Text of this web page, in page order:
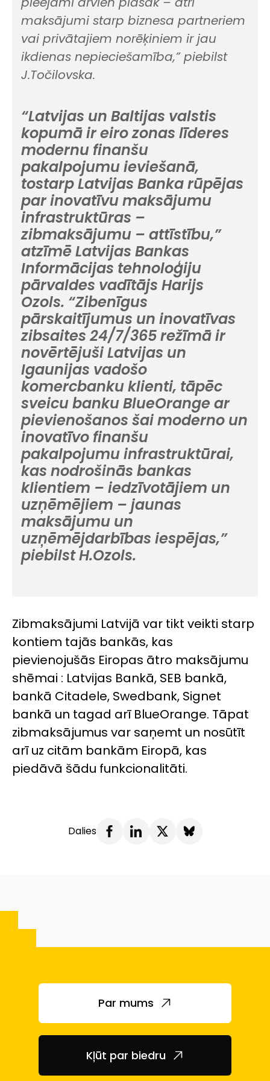
maksājumi starp biznesa partneriem
vai privātajiem norēķiniem ir jau
ikdienas nepieciešamība,” piebilst
J.Točilovska.
“Latvijas un Baltijas valstis
kopumā ir eiro zonas līderes
modernu finanšu
pakalpojumu ieviešanā,
tostarp Latvijas Banka rūpējas
par inovatīvu maksājumu
infrastruktūras –
zibmaksājumu – attīstību,”
atzīmē Latvijas Bankas
Informācijas tehnoloģiju
pārvaldes vadītājs Harijs
Ozols. “Zibenīgus
pārskaitījumus un inovatīvas
zibsaites 24/7/365 režīmā ir
novērtējuši Latvijas un
Igaunijas vadošo
komercbanku klienti, tāpēc
sveicu banku BlueOrange ar
pievienošanos šai moderno un
inovatīvo finanšu
pakalpojumu infrastruktūrai,
kas nodrošinās bankas
klientiem – iedzīvotājiem un
uzņēmējiem – jaunas
maksājumu un
uzņēmējdarbības iespējas,”
piebilst H.Ozols.
Zibmaksājumi Latvijā var tikt veikti starp
kontiem tajās bankās, kas
pievienojušās Eiropas ātro maksājumu
shēmai : Latvijas Bankā, SEB bankā,
bankā Citadele, Swedbank, Signet
bankā un tagad arī BlueOrange. Tāpat
zibmaksājumus var saņemt un nosūtīt
arī uz citām bankām Eiropā, kas
piedāvā šādu funkcionalitāti.
Dalies
Par mums
Kļūt par biedru